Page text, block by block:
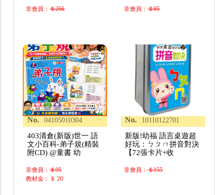
非會員：＄266 非會員：＄85
No. 04105010304
403清倉(新版)世一 語
文小百科-弟子規(精裝
附CD) @童書 幼
非會員：＄95
教材金：＄ 20
No. 10110122701
新版!幼福 語言桌遊超
好玩：ㄅㄆㄇ拼音對決
【72張卡片+收
非會員：＄155